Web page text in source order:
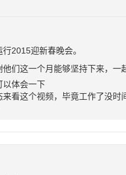
2015迎新春晚会。
们这一个月能够坚持下来，一
体会一下
看这个视频，毕竟工作了没时